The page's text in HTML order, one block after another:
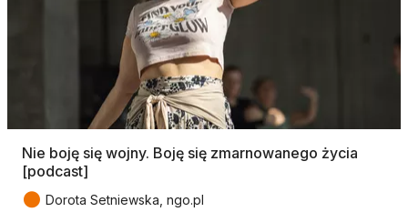
Nie boję się wojny. Boję się zmarnowanego życia
[podcast]
● Dorota Setniewska, ngo.pl